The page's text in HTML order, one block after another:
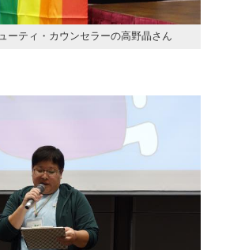
ーティ・カウンセラーの高野晶さん